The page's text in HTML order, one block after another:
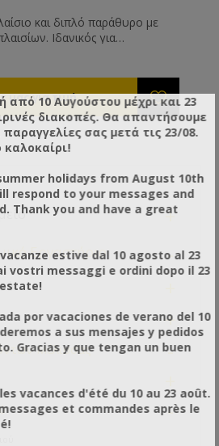
και διπλό παράθυρο με
Ιδανικός για
και να βγουν από την
με φίλτρο. Συλλέγονται
κερί που παράγεται με αυτή
ποιότητας και έχει υποστεί
+
Εργαστήριο -
+
Μέλισσας -
-
από 10 Αυγούστου μέχρι και 23
διακοπές. Θα απαντήσουμε
σας μετά τις 23/08.
καλοκαίρι!
holidays from August 10th
respond to your messages and
Thank you and have a great
estive dal 10 agosto al 23
vostri messaggi e ordini dopo il 23
por vacaciones de verano del 10
a sus mensajes y pedidos
Gracias y que tengan un buen
vacances d'été du 10 au 23 août.
et commandes après le